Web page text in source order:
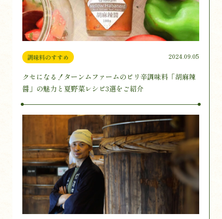
調味料のすすめ 2024.09.05
クセになる！ターンムファームのピリ辛調味料「胡麻辣
醤」の魅力と夏野菜レシピ3選をご紹介